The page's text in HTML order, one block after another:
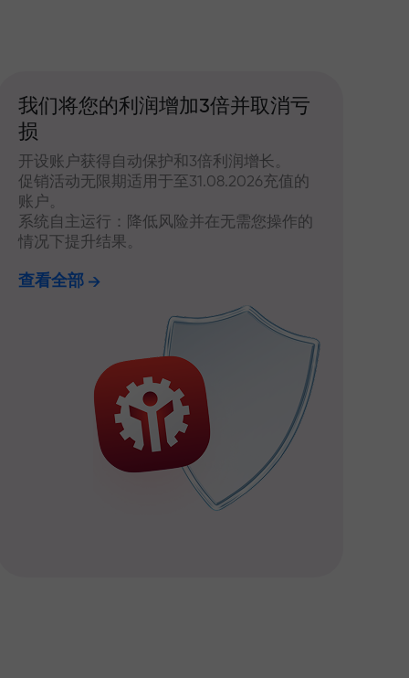
我们将您的利润增加3倍并取消亏
损
开设账户获得自动保护和3倍利润增长。
促销活动无限期适用于至31.08.2026充值的
账户。
系统自主运行：降低风险并在无需您操作的
情况下提升结果。
查看全部